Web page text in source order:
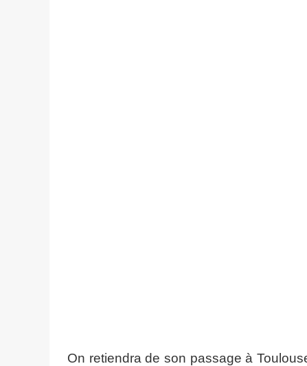
On retiendra de son passage à